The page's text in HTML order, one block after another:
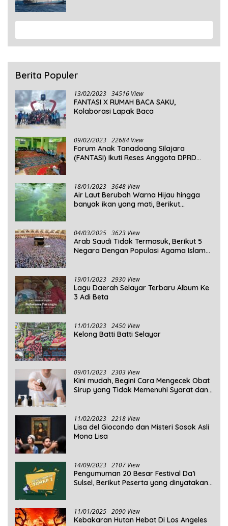
Berita Populer
13/02/2023 34516 View
FANTASI X RUMAH BACA SAKU,
Kolaborasi Lapak Baca
09/02/2023 22684 View
Forum Anak Tanadoang Silajara
(FANTASI) Ikuti Reses Anggota DPRD
18/01/2023 3648 View
Air Laut Berubah Warna Hijau hingga
banyak ikan yang mati, Berikut
04/03/2025 3623 View
Arab Saudi Tidak Termasuk, Berikut 5
Negara Dengan Populasi Agama Islam
19/01/2023 2930 View
Lagu Daerah Selayar Terbaru Album Ke
3 Adi Beta
11/01/2023 2450 View
Kelong Batti Batti Selayar
09/01/2023 2303 View
Kini mudah, Begini Cara Mengecek Obat
Sirup yang Tidak Memenuhi Syarat dan
11/02/2023 2218 View
Lisa del Giocondo dan Misteri Sosok Asli
Mona Lisa
14/09/2023 2107 View
Pengumuman 20 Besar Festival Da’i
Sulsel, Berikut Peserta yang dinyatakan
11/01/2025 2090 View
Kebakaran Hutan Hebat Di Los Angeles